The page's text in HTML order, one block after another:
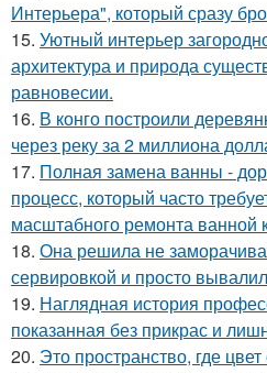
Интерьера", который сразу
15. Уютный интерьер
архитектура и природа
равновесии.
16. В конго построили
через реку за 2 миллиона
17. Полная замена ванны -
процесс, который часто
масштабного ремонта ванной
18. Она решила не
сервировкой и просто
19. Наглядная история
показанная без прикрас и
20. Это пространство, где